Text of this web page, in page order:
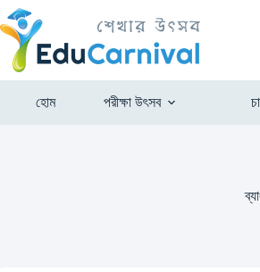
হোম পরীক্ষা উৎসব